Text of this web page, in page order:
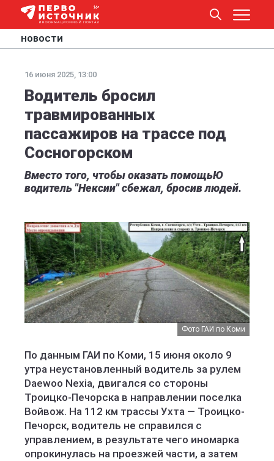
НОВОСТИ
16 июня 2025, 13:00
Водитель бросил
травмированных
пассажиров на трассе под
Сосногорском
Вместо того, чтобы оказать помощьЮ
водитель "Нексии" сбежал, бросив людей.
Фото ГАИ по Коми
По данным ГАИ по Коми, 15 июня около 9
утра неустановленный водитель за рулем
Daewoo Nexia, двигался со стороны
Троицко-Печорска в направлении поселка
Войвож. На 112 км трассы Ухта — Троицко-
Печорск, водитель не справился с
управлением, в результате чего иномарка
опрокинулась на проезжей части, а затем